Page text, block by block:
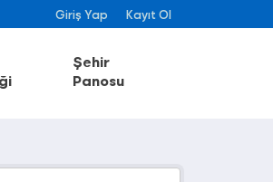
Giriş Yap Kayıt Ol
Şehir
Panosu